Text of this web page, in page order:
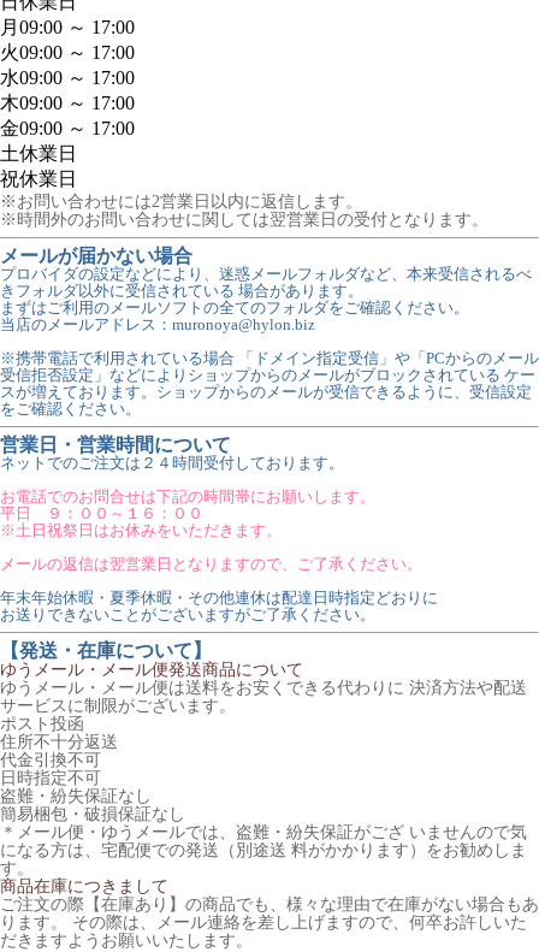
月 09:00 ～ 17:00
火09:00 ～ 17:00
水09:00 ～ 17:00
木09:00 ～ 17:00
金09:00 ～ 17:00
土休業日
祝休業日
※お問い合わせには2営業日以内に返信します。
※時間外のお問い合わせに関しては翌営業日の受付となります。
メールが届かない場合
プロバイダの設定などにより、迷惑メールフォルダなど、本来受信されるべ
きフォルダ以外に受信されている 場合があります。
まずはご利用のメールソフトの全てのフォルダをご確認ください。
当店のメールアドレス：muronoya@hylon.biz
※携帯電話で利用されている場合 「ドメイン指定受信」や「PCからのメール
受信拒否設定」などによりショップからのメールがブロックされている ケー
スが増えております。ショップからのメールが受信できるように、受信設定
をご確認ください。
営業日・営業時間について
ネットでのご注文は２４時間受付しております。
お電話でのお問合せは下記の時間帯にお願いします。
平日 ９：００～１６：００
※土日祝祭日はお休みをいただきます。
メールの返信は翌営業日となりますので、ご了承ください。
年末年始休暇・夏季休暇・その他連休は配達日時指定どおりに
お送りできないことがございますがご了承ください。
【発送・在庫について】
ゆうメール・メール便発送商品について
ゆうメール・メール便は送料をお安くできる代わりに 決済方法や配送
サービスに制限がございます。
ポスト投函
住所不十分返送
代金引換不可
日時指定不可
盗難・紛失保証なし
簡易梱包・破損保証なし
＊メール便・ゆうメールでは、盗難・紛失保証がござ いませんので気
になる方は、宅配便での発送（別途送 料がかかります）をお勧めしま
す。
商品在庫につきまして
ご注文の際【在庫あり】の商品でも、様々な理由で在庫がない場合もあ
ります。 その際は、メール連絡を差し上げますので、何卒お許しいた
だきますようお願いいたします。